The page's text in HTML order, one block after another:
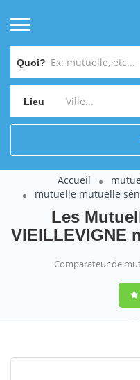
Quoi?
Lieu
Accueil
mutuelle mutuelle
Les
VIEILLEVIGNE
Comparateur de
9,2